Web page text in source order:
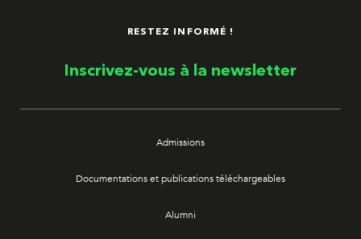
RESTEZ INFORMÉ !
Inscrivez-vous à la newsletter
Admissions
Documentations et publications téléchargeables
Alumni